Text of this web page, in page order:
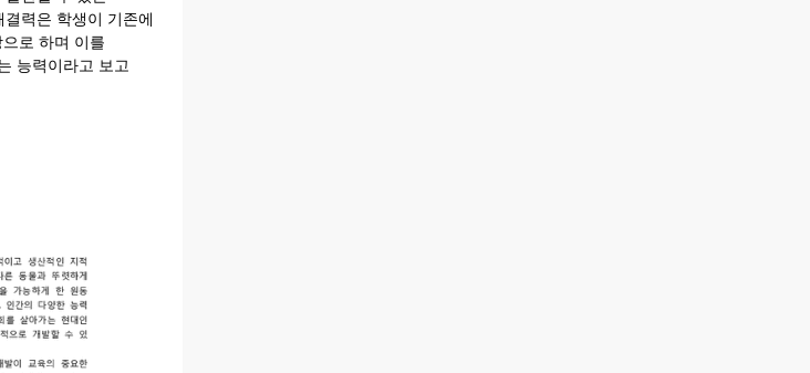
력은 학생이 기존에
로 하며 이를
능력이라고 보고